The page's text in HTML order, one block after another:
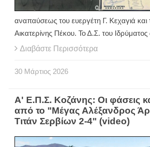
αναπαύσεως του ευεργέτη Γ. Κεχαγιά και
Αικατερίνης Πέκου. Το Δ.Σ. του Ιδρύματος
Διαβάστε Περισσότερα
30 Μάρτιος 2026
Α' Ε.Π.Σ. Κοζάνης: Οι φάσεις
από το "Μέγας Αλέξανδρος
Τιτάν Σερβίων 2-4" (video)